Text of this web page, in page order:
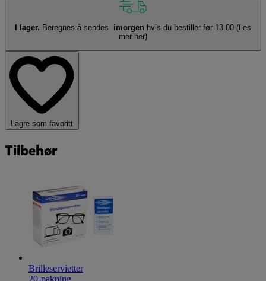
I lager. Beregnes å sendes imorgen hvis du bestiller før 13.00 (Les
mer her)
Lagre som favoritt
Tilbehør
Brilleservietter